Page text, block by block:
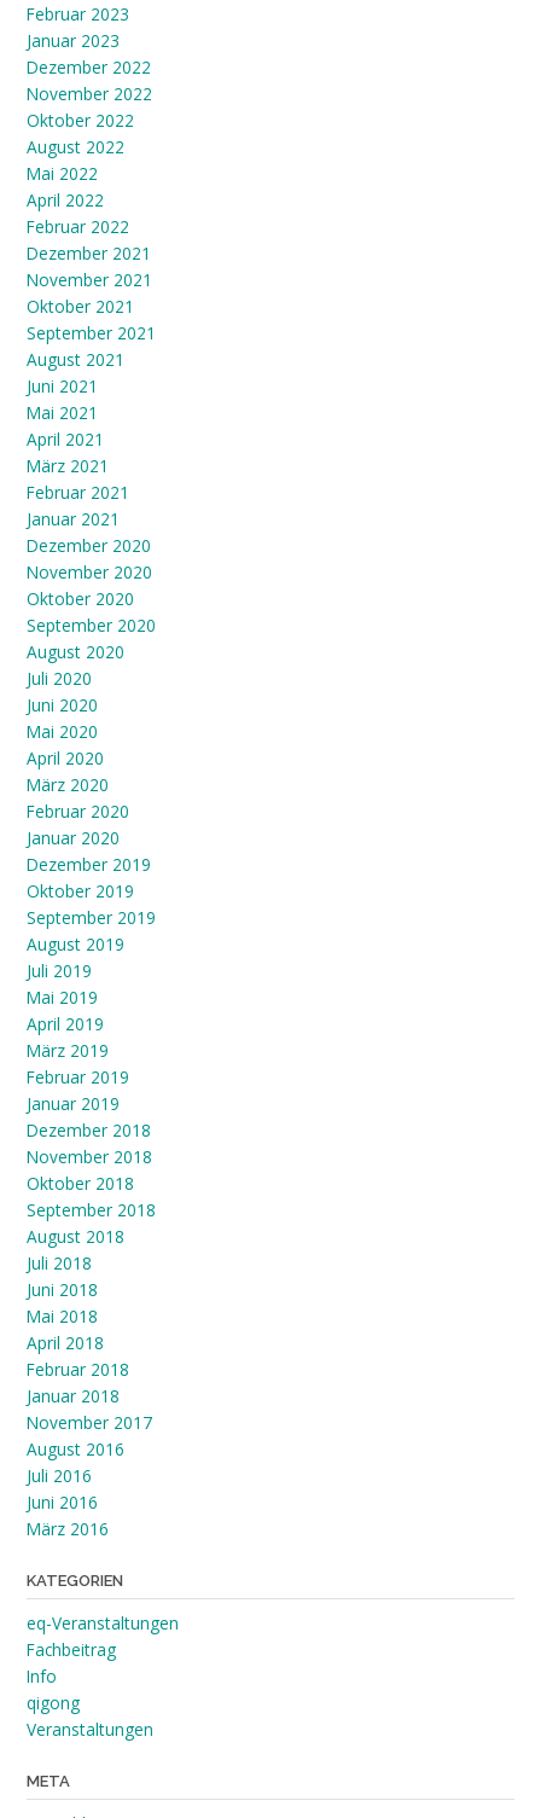
Februar 2023
Januar 2023
Dezember 2022
November 2022
Oktober 2022
August 2022
Mai 2022
April 2022
Februar 2022
Dezember 2021
November 2021
Oktober 2021
September 2021
August 2021
Juni 2021
Mai 2021
April 2021
März 2021
Februar 2021
Januar 2021
Dezember 2020
November 2020
Oktober 2020
September 2020
August 2020
Juli 2020
Juni 2020
Mai 2020
April 2020
März 2020
Februar 2020
Januar 2020
Dezember 2019
Oktober 2019
September 2019
August 2019
Juli 2019
Mai 2019
April 2019
März 2019
Februar 2019
Januar 2019
Dezember 2018
November 2018
Oktober 2018
September 2018
August 2018
Juli 2018
Juni 2018
Mai 2018
April 2018
Februar 2018
Januar 2018
November 2017
August 2016
Juli 2016
Juni 2016
März 2016
KATEGORIEN
eq-Veranstaltungen
Fachbeitrag
Info
qigong
Veranstaltungen
META